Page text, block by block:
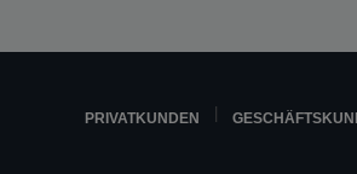
PRIVATKUNDEN